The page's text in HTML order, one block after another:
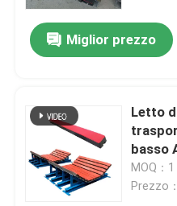
Miglior prezzo
Letto
basso
MOQ：
Prezzo